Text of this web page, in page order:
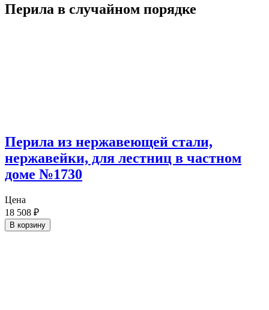
Перила в случайном порядке
Перила из нержавеющей стали,
нержавейки, для лестниц в частном
доме №1730
Цена
18 508 ₽
В корзину